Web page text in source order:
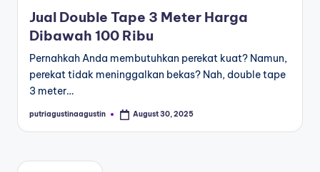
Jual Double Tape 3 Meter Harga
Dibawah 100 Ribu
Pernahkah Anda membutuhkan perekat kuat? Namun,
perekat tidak meninggalkan bekas? Nah, double tape
3 meter…
putriagustinaagustin August 30, 2025